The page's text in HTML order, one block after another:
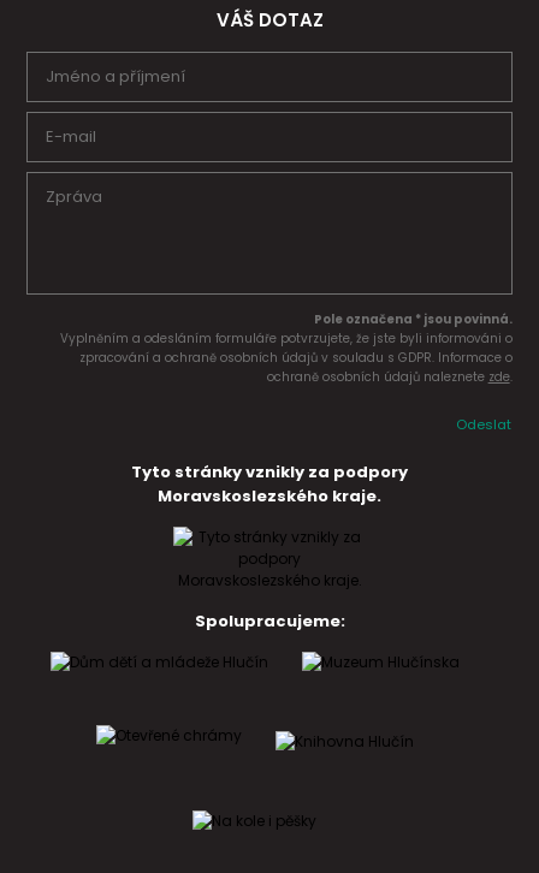
VÁŠ DOTAZ
Pole označena * jsou povinná.
Vyplněním a odesláním formuláře potvrzujete, že jste byli informováni o
zpracování a ochraně osobních údajů v souladu s GDPR. Informace o
ochraně osobních údajů naleznete zde.
Odeslat
Tyto stránky vznikly za podpory
Moravskoslezského kraje.
Spolupracujeme: